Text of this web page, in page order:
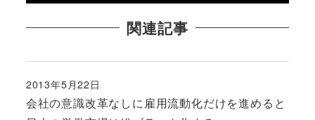
関連記事
会社の意識改革なしに雇用流動化だけを進めると
投稿日
2013年5月22日